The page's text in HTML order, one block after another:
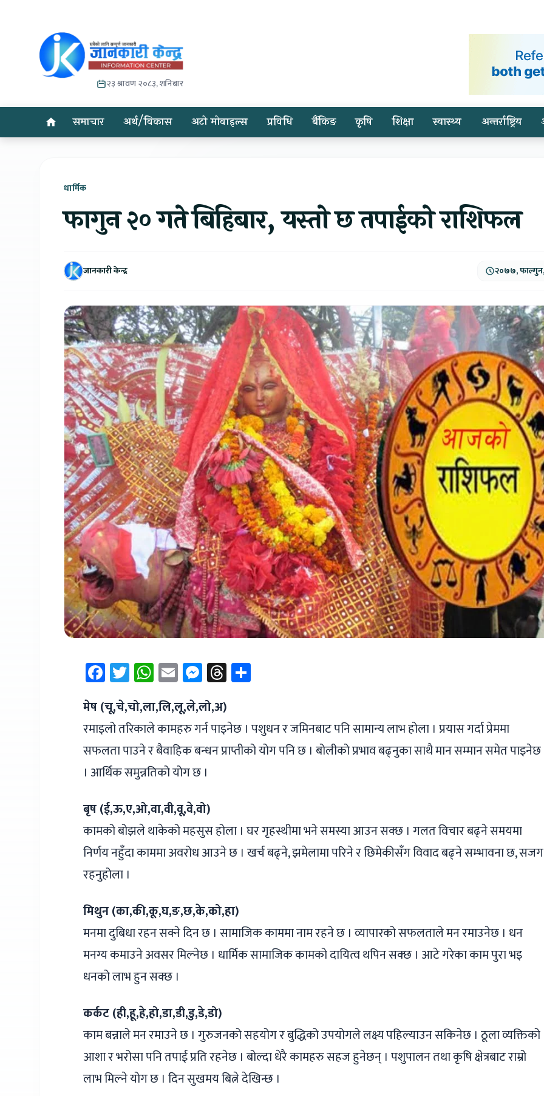
२३ श्रावण २०८३, शनिबार
समाचार अर्थ/विकास अटो मोवाइल्स प्रविधि बैंकिङ कृषि शिक्षा स्वास्थ्य अन्तर्राष्ट्रिय
धार्मिक
फागुन २० गते बिहिबार, यस्तो छ तपाईको राशिफल
जानकारी केन्द्र २०७७,
Facebook
Twitter
WhatsApp
EmailMessenger
Threads
मेष (चू,चे,चो,ला,लि,लू,ले,लो,अ)
रमाइलो तरिकाले कामहरु गर्न पाइनेछ । पशुधन र जमिनबाट पनि सामान्य लाभ होला । प्रयास गर्दा प्रेममा
सफलता पाउने र बैवाहिक बन्धन प्राप्तीको योग पनि छ । बोलीको प्रभाव बढ्नुका साथै मान सम्मान समेत पाइनेछ
। आर्थिक समुन्नतिको योग छ ।
बृष (ई,ऊ,ए,ओ,वा,वी,वू,वे,वो)
कामको बोझले थाकेको महसुस होला । घर गृहस्थीमा भने समस्या आउन सक्छ । गलत विचार बढ्ने समयमा
निर्णय नहुँदा काममा अवरोध आउने छ । खर्च बढ्ने, झमेलामा परिने र छिमेकीसँग विवाद बढ्ने सम्भावना छ, सजग
रहनुहोला ।
मिथुन (का,की,कू,घ,ङ,छ,के,को,हा)
मनमा दुबिधा रहन सक्ने दिन छ । सामाजिक काममा नाम रहने छ । व्यापारको सफलताले मन रमाउनेछ । धन
मनग्य कमाउने अवसर मिल्नेछ । धार्मिक सामाजिक कामको दायित्व थपिन सक्छ । आटे गरेका काम पुरा भइ
धनको लाभ हुन सक्छ ।
कर्कट (ही,हू,हे,हो,डा,डी,डु,डे,डो)
काम बन्नाले मन रमाउने छ । गुरुजनको सहयोग र बुद्धिको उपयोगले लक्ष्य पहिल्याउन सकिनेछ । ठूला व्यक्तिको
आशा र भरोसा पनि तपाई प्रति रहनेछ । बोल्दा धेरै कामहरु सहज हुनेछन् । पशुपालन तथा कृषि क्षेत्रबाट राम्रो
लाभ मिल्ने योग छ । दिन सुखमय बित्ने देखिन्छ ।